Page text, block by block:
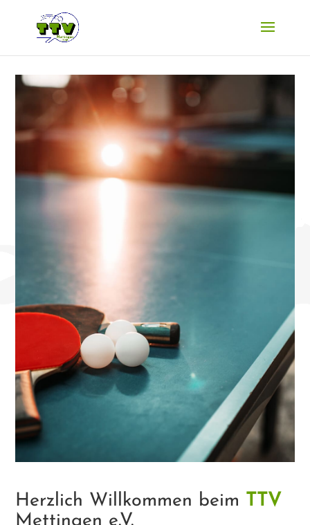
Herzlich Willkommen beim
TTV
Mettingen e.V.